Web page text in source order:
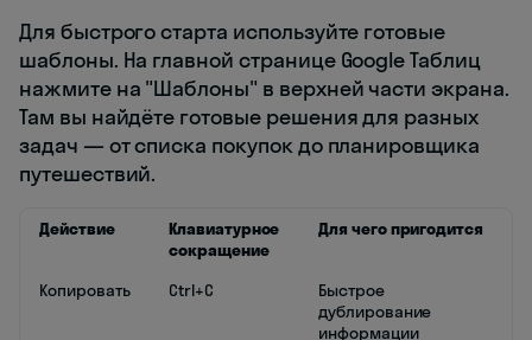
Для быстрого старта используйте готовые
шаблоны. На главной странице Google Таблиц
нажмите на "Шаблоны" в верхней части экрана.
Там вы найдёте готовые решения для разных
задач — от списка покупок до планировщика
путешествий.
Действие
Клавиатурное
сокращение
Для чего пригодится
Копировать Ctrl+C
Быстрое
дублирование
информации